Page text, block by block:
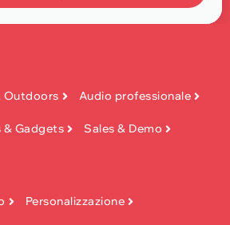
Outdoors Audio professionale
& Gadgets Sales & Demo
Personalizzazione